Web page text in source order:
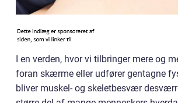
I en verden, hvor vi tilbringer mere og
foran skærme eller udfører gentagne
bliver muskel- og skeletbesvær